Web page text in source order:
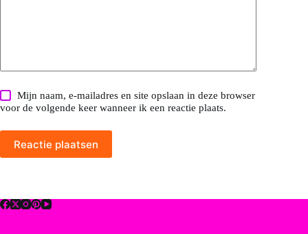
Mijn naam, e-mailadres en site opslaan in deze browser
voor de volgende keer wanneer ik een reactie plaats.
Reactie plaatsen